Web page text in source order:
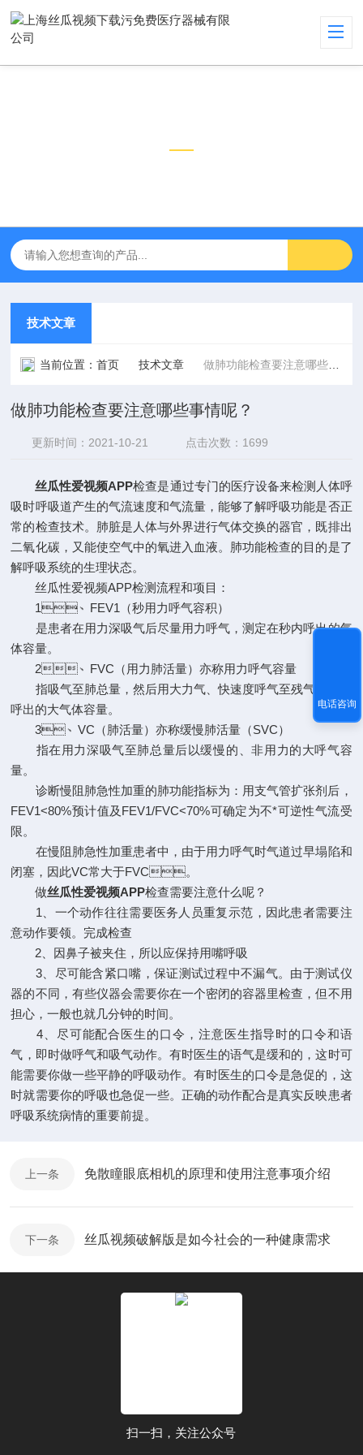
技术文章
当前位置：首页 技术文章 做肺功能检查要注意哪些事情呢？
做肺功能检查要注意哪些事情呢？
更新时间：2021-10-21 点击次数：1699
丝瓜性爱视频APP检查是通过专门的医疗设备来检测人体呼
吸时呼吸道产生的气流速度和气流量，能够了解呼吸功能是否正
常的检查技术。肺脏是人体与外界进行气体交换的器官，既排出
二氧化碳，又能使空气中的氧进入血液。肺功能检查的目的是了
解呼吸系统的生理状态。
丝瓜性爱视频APP检测流程和项目：
1、FEV1（秒用力呼气容积）
是患者在用力深吸气后尽量用力呼气，测定在秒内呼出的气
体容量。
2、FVC（用力肺活量）亦称用力呼气容量
指吸气至肺总量，然后用大力气、快速度呼气至残气量所能
呼出的大气体容量。
3、VC（肺活量）亦称缓慢肺活量（SVC）
指在用力深吸气至肺总量后以缓慢的、非用力的大呼气容
量。
诊断慢阻肺急性加重的肺功能指标为：用支气管扩张剂后，
FEV1<80%预计值及FEV1/FVC<70%可确定为不*可逆性气流受
限。
在慢阻肺急性加重患者中，由于用力呼气时气道过早塌陷和
闭塞，因此VC常大于FVC。
做丝瓜性爱视频APP检查需要注意什么呢？
1、一个动作往往需要医务人员重复示范，因此患者需要注
意动作要领。完成检查
2、因鼻子被夹住，所以应保持用嘴呼吸
3、尽可能含紧口嘴，保证测试过程中不漏气。由于测试仪
器的不同，有些仪器会需要你在一个密闭的容器里检查，但不用
担心，一般也就几分钟的时间。
4、尽可能配合医生的口令，注意医生指导时的口令和语
气，即时做呼气和吸气动作。有时医生的语气是缓和的，这时可
能需要你做一些平静的呼吸动作。有时医生的口令是急促的，这
时就需要你的呼吸也急促一些。正确的动作配合是真实反映患者
呼吸系统病情的重要前提。
上一条 免散瞳眼底相机的原理和使用注意事项介绍
下一条 丝瓜视频破解版是如今社会的一种健康需求
扫一扫，关注公众号
电话咨询